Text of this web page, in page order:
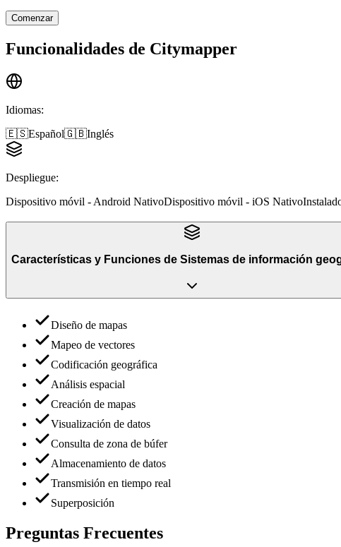
Comenzar
Funcionalidades de Citymapper
Idiomas:
🇪🇸Español🇬🇧Inglés
Despliegue:
Dispositivo móvil - Android NativoDispositivo móvil - iOS Nativo
Características y Funciones de Sistemas de información
Diseño de mapas
Mapeo de vectores
Codificación geográfica
Análisis espacial
Creación de mapas
Visualización de datos
Consulta de zona de búfer
Almacenamiento de datos
Transmisión en tiempo real
Superposición
Preguntas Frecuentes